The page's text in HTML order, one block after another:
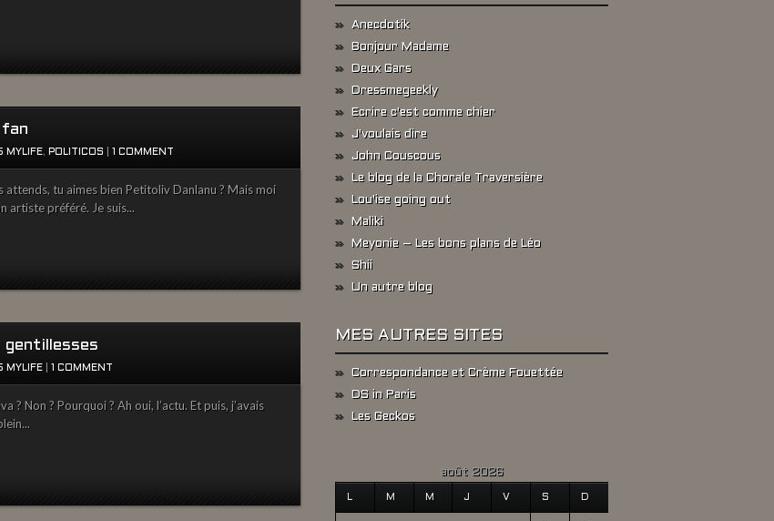
MYLIFE, POLITICOS 1 COMMENT
attends, tu aimes bien Petitoliv Danlanu ? Mais moi
artiste préféré. Je suis...
gentillesses
MYLIFE 1 COMMENT
? Non ? Pourquoi ? Ah oui, l’actu. Et puis, j’avais
Anecdotik
Bonjour Madame
Deux Gars
Dressmegeekly
Ecrire c'est comme chier
J'voulais dire
John Couscous
Le blog de la Chorale Traversière
Lou'ise going out
Maliki
Meyonie – Les bons plans de Léo
Shii
Un autre blog
MES AUTRES SITES
Correspondance et Crème Fouettée
DS in Paris
Les Geckos
août 2026
L M M J V S D